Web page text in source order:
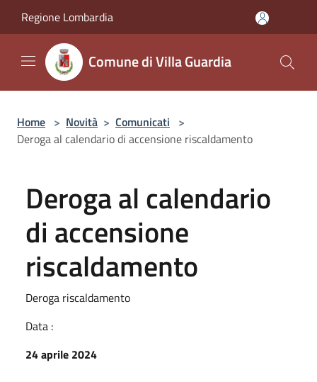
Regione Lombardia
Comune di Villa Guardia
Home > Novità > Comunicati >
Deroga al calendario di accensione riscaldamento
Deroga al calendario
di accensione
riscaldamento
Deroga riscaldamento
Data :
24 aprile 2024